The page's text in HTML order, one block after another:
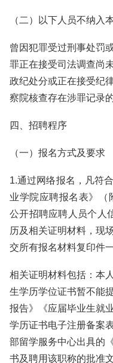
（二）以下人员不纳入
曾因犯罪受过刑事处罚
罪正在接受司法调查尚
政纪处分或正在接受纪
察院核查存在涉罪记录的
四、招聘程序
（一）报名方式及要求
1.通过网络报名，凡符
业学院应聘报名表》（
公开招聘应聘人员个人
历及相关证明材料，现
交所有报名材料复印件一
相关证明材料包括：本
生学历学位证书暂不能
报告》《应届毕业生就
学历证书电子注册备案
部留学服务中心出具的
书及聘用该职称的批准